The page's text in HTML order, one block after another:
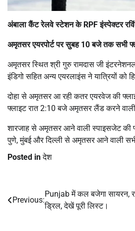
अंबाला कैंट रेलवे स्टेशन के RPF इंस्पेक्टर
अमृतसर एयरपोर्ट पर सुबह 10 बजे तक सभी
अमृतसर स्थित श्री गुरु रामदास जी
इंडिगो सहित अन्य एयरलाइंस ने यात्रियों को
दोहा से अमृतसर आ रही कतर एयरवेज की
फ्लाइट रात 2:10 बजे अमृतसर लैंड करने
शारजाह से अमृतसर आने वाली स्पाइसजेट की
पुणे, मुंबई और दिल्ली से अमृतसर आने वाली
Posted inदेश
Post
navigation
Previous:
Punjab में कल बजेगा सायरन,
ड्रिल, देखें पूरी लिस्ट।